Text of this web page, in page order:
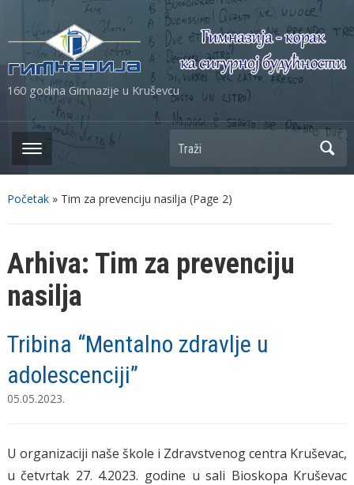
160 godina Gimnazije u Kruševcu
Početak» Tim za prevenciju nasilja (Page 2)
Arhiva: Tim za prevenciju
nasilja
Tribina “Mentalno zdravlje u
adolescenciji”
05.05.2023.
U organizaciji naše škole i Zdravstvenog centra Kruševac,
u četvrtak 27. 4.2023. godine u sali Bioskopa Kruševac